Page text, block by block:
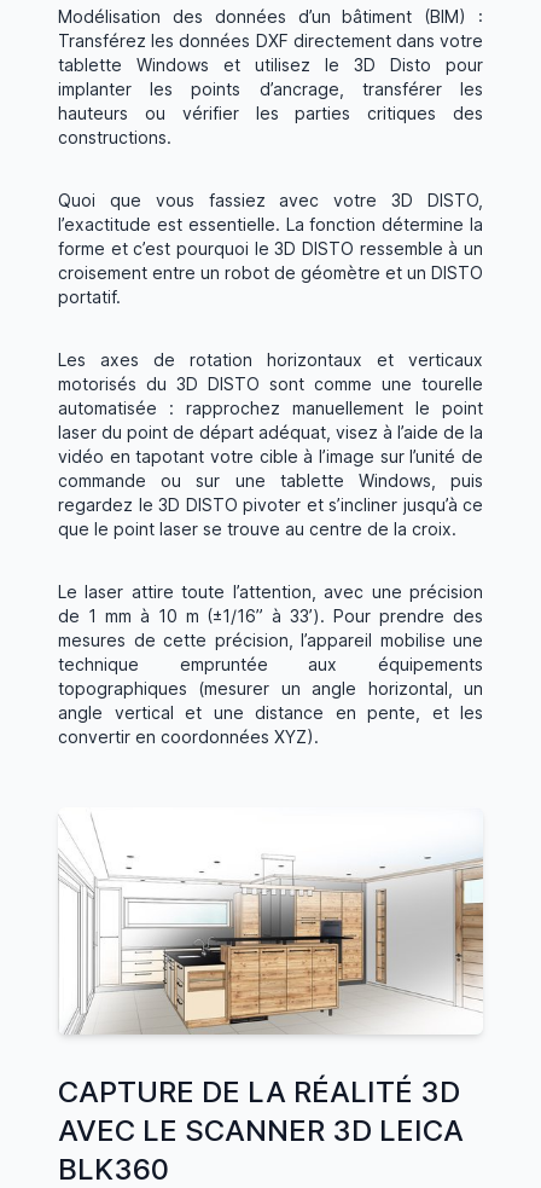
Modélisation des données d’un bâtiment (BIM) :
Transférez les données DXF directement dans votre
tablette Windows et utilisez le 3D Disto pour
implanter les points d’ancrage, transférer les
hauteurs ou vérifier les parties critiques des
constructions.
Quoi que vous fassiez avec votre 3D DISTO,
l’exactitude est essentielle. La fonction détermine la
forme et c’est pourquoi le 3D DISTO ressemble à un
croisement entre un robot de géomètre et un DISTO
portatif.
Les axes de rotation horizontaux et verticaux
motorisés du 3D DISTO sont comme une tourelle
automatisée : rapprochez manuellement le point
laser du point de départ adéquat, visez à l’aide de la
vidéo en tapotant votre cible à l’image sur l’unité de
commande ou sur une tablette Windows, puis
regardez le 3D DISTO pivoter et s’incliner jusqu’à ce
que le point laser se trouve au centre de la croix.
Le laser attire toute l’attention, avec une précision
de 1 mm à 10 m (±1/16” à 33’). Pour prendre des
mesures de cette précision, l’appareil mobilise une
technique empruntée aux équipements
topographiques (mesurer un angle horizontal, un
angle vertical et une distance en pente, et les
convertir en coordonnées XYZ).
CAPTURE DE LA RÉALITÉ 3D
AVEC LE SCANNER 3D LEICA
BLK360